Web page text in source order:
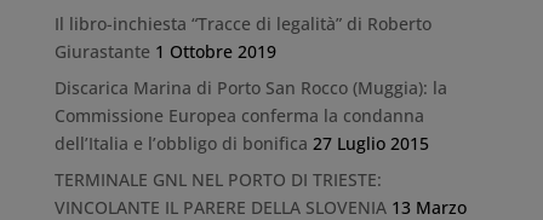
Il libro-inchiesta “Tracce di legalità” di Roberto
Giurastante 1 Ottobre 2019
Discarica Marina di Porto San Rocco (Muggia): la
Commissione Europea conferma la condanna
dell’Italia e l’obbligo di bonifica 27 Luglio 2015
TERMINALE GNL NEL PORTO DI TRIESTE:
VINCOLANTE IL PARERE DELLA SLOVENIA 13 Marzo